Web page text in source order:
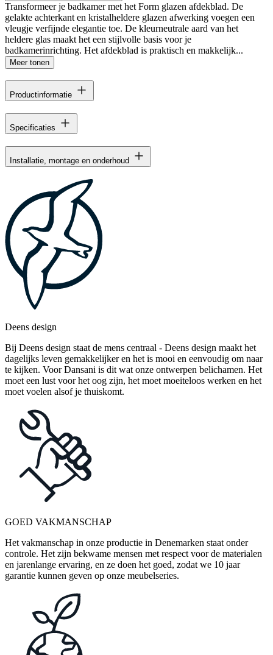
Transformeer je badkamer met het Form glazen afdekblad. De
gelakte achterkant en kristalheldere glazen afwerking voegen een
vleugje verfijnde elegantie toe. De kleurneutrale aard van het
heldere glas maakt het een stijlvolle basis voor je
badkamerinrichting. Het afdekblad is praktisch en makkelijk...
Meer tonen
Productinformatie
Specificaties
Installatie, montage en onderhoud
Deens design
Bij Deens design staat de mens centraal - Deens design maakt het
dagelijks leven gemakkelijker en het is mooi en eenvoudig om naar
te kijken. Voor Dansani is dit wat onze ontwerpen belichamen. Het
moet een lust voor het oog zijn, het moet moeiteloos werken en het
moet voelen alsof je thuiskomt.
GOED VAKMANSCHAP
Het vakmanschap in onze productie in Denemarken staat onder
controle. Het zijn bekwame mensen met respect voor de materialen
en jarenlange ervaring, en ze doen het goed, zodat we 10 jaar
garantie kunnen geven op onze meubelseries.